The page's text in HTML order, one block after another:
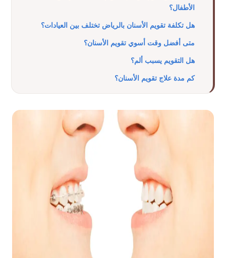
الأطفال؟
هل تكلفة تقويم الأسنان بالرياض تختلف بين العيادات؟
متى أفضل وقت أسوي تقويم الأسنان؟
هل التقويم يسبب ألم؟
كم مدة علاج تقويم الأسنان؟